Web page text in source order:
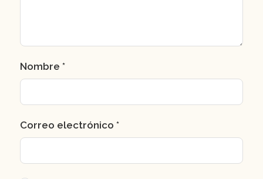
Nombre *
Correo electrónico *